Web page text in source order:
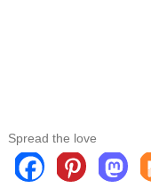
Spread the love